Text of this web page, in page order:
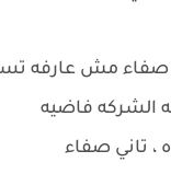
مش عارفه
الشركه فاضيه
، تاني صفاء